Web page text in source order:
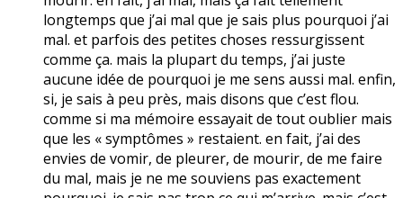
longtemps que j’ai mal que je sais plus pourquoi j’ai
mal. et parfois des petites choses ressurgissent
comme ça. mais la plupart du temps, j’ai juste
aucune idée de pourquoi je me sens aussi mal. enfin,
si, je sais à peu près, mais disons que c’est flou.
comme si ma mémoire essayait de tout oublier mais
que les « symptômes » restaient. en fait, j’ai des
envies de vomir, de pleurer, de mourir, de me faire
du mal, mais je ne me souviens pas exactement